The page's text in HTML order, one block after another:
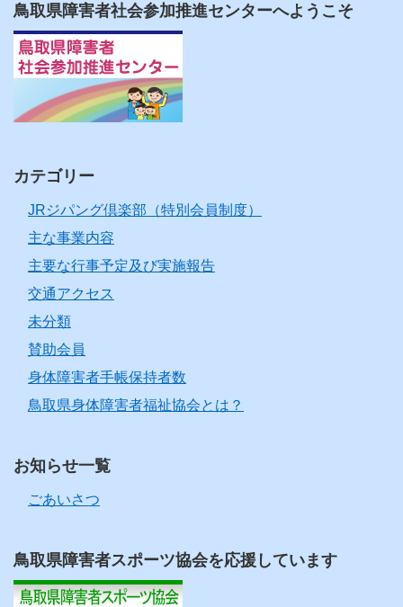
鳥取県障害者社会参加推進センターへようこそ
カテゴリー
JRジパング倶楽部（特別会員制度）
主な事業内容
主要な行事予定及び実施報告
交通アクセス
未分類
賛助会員
身体障害者手帳保持者数
鳥取県身体障害者福祉協会とは？
お知らせ一覧
ごあいさつ
鳥取県障害者スポーツ協会を応援しています